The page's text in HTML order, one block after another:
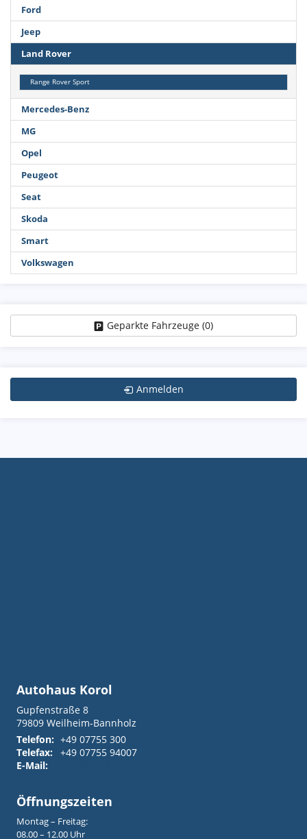
Ford
Jeep
Land Rover
Range Rover Sport
Mercedes-Benz
MG
Opel
Peugeot
Seat
Skoda
Smart
Volkswagen
Geparkte Fahrzeuge (0)
Anmelden
Autohaus Korol
Gupfenstraße 8
79809 Weilheim-Bannholz
Telefon: +49 07755 300
Telefax: +49 07755 94007
E-Mail:
Öffnungszeiten
Montag – Freitag:
08.00 – 12.00 Uhr